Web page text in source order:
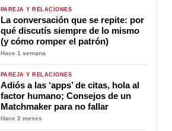
PAREJA Y RELACIONES
La conversación que se repite: por
qué discutís siempre de lo mismo
(y cómo romper el patrón)
Hace 1 semana
PAREJA Y RELACIONES
Adiós a las ‘apps’ de citas, hola al
factor humano; Consejos de un
Matchmaker para no fallar
Hace 2 meses